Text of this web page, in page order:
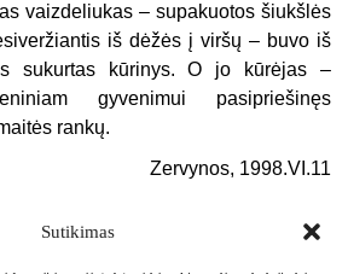
Sutikimas
vaizdeliukas – supakuotos šiukšlės
iš dėžės į viršų – buvo iš
sukurtas kūrinys. O jo kūrėjas –
gyvenimui pasi­priešinęs
rankų.
Zervynos, 1998.VI.11